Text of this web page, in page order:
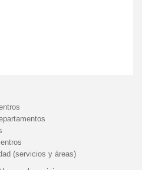
(servicios y áreas)